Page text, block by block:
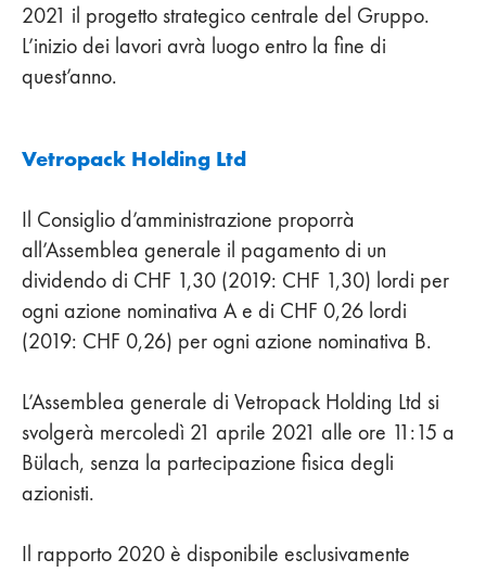
2021 il progetto strategico centrale del Gruppo.
L’inizio dei lavori avrà luogo entro la fine di
quest’anno.
Vetropack Holding Ltd
Il Consiglio d’amministrazione proporrà
all’Assemblea generale il pagamento di un
dividendo di CHF 1,30 (2019: CHF 1,30) lordi per
ogni azione nominativa A e di CHF 0,26 lordi
(2019: CHF 0,26) per ogni azione nominativa B.
L’Assemblea generale di Vetropack Holding Ltd si
svolgerà mercoledì 21 aprile 2021 alle ore 11:15 a
Bülach, senza la partecipazione fisica degli
azionisti.
Il rapporto 2020 è disponibile esclusivamente